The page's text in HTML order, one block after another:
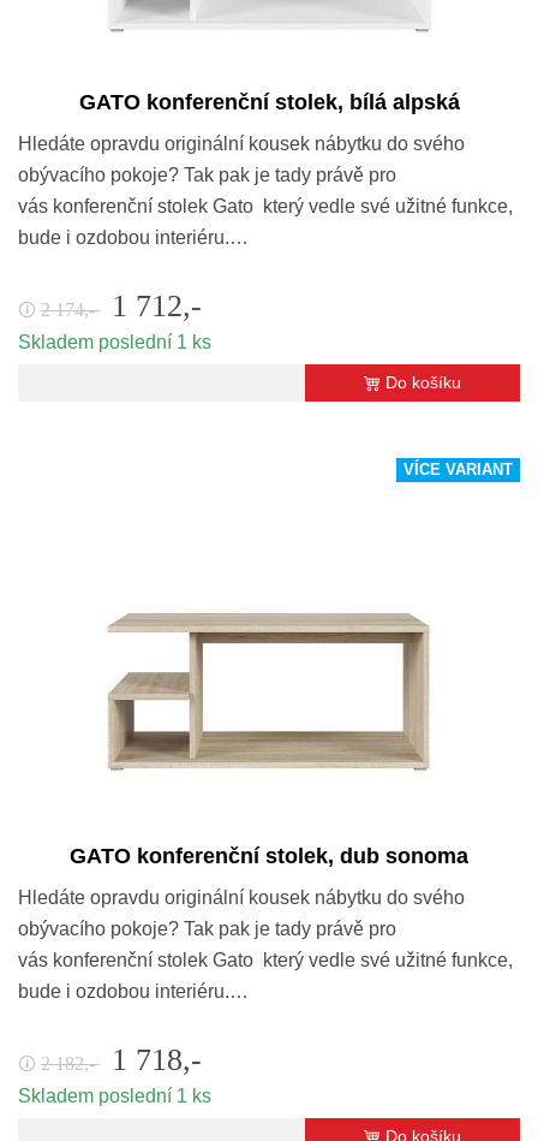
GATO konferenční stolek, bílá alpská
Hledáte opravdu originální kousek nábytku do svého
obývacího pokoje? Tak pak je tady právě pro
vás konferenční stolek Gato který vedle své užitné funkce,
bude i ozdobou interiéru.…
🛈 2 174,- 1 712,-
Skladem poslední 1 ks
Do košíku
VÍCE VARIANT
GATO konferenční stolek, dub sonoma
Hledáte opravdu originální kousek nábytku do svého
obývacího pokoje? Tak pak je tady právě pro
vás konferenční stolek Gato který vedle své užitné funkce,
bude i ozdobou interiéru.…
🛈 2 182,- 1 718,-
Skladem poslední 1 ks
Do košíku